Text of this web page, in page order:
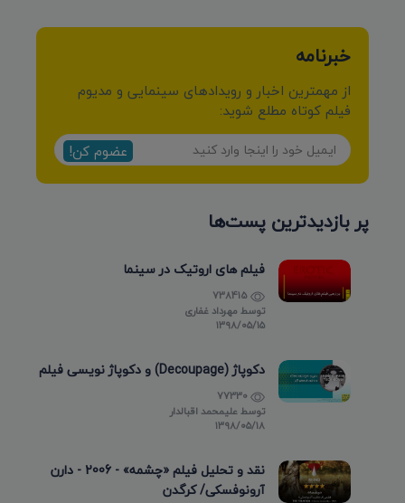
خبرنامه
از مهمترین اخبار و رویدادهای سینمایی و مدیوم
فیلم کوتاه مطلع شوید:
عضوم کن!
پر بازدیدترین پست‌ها
فیلم های اروتیک در سینما
توسط مهرداد غفاری
۱۳۹۸/۰۵/۱۵
دکوپاژ (Decoupage) و دکوپاژ نویسی فیلم
توسطعلیمحمد اقبالدار
۱۳۹۸/۰۵/۱۸
نقد و تحلیل فیلم «چشمه» - 2006 - دارن
آرونوفسکی/ کرگدن